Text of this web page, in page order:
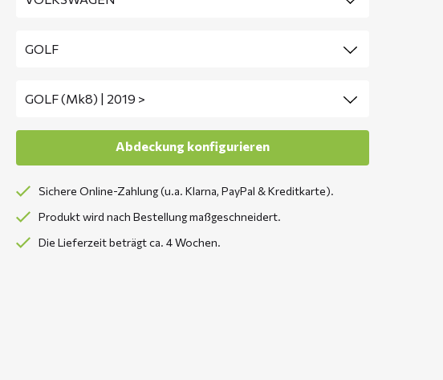
Sichere Online-Zahlung (u.a. Klarna, PayPal & Kreditkarte).
Produkt wird nach Bestellung maßgeschneidert.
Die Lieferzeit beträgt ca. 4 Wochen.